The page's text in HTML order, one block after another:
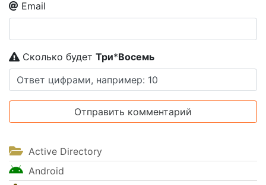
Email
Сколько будет Tpи*Boceмь
Active Directory
Android